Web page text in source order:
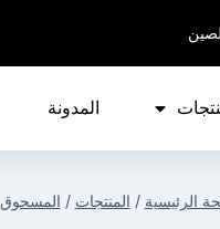
المدونة
الرئيسية / المنتجات / المسحوق